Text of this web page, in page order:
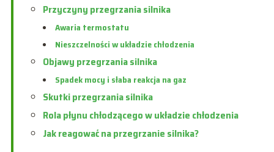
Przyczyny przegrzania silnika
Awaria termostatu
Nieszczelności w układzie chłodzenia
Objawy przegrzania silnika
Spadek mocy i słaba reakcja na gaz
Skutki przegrzania silnika
Rola płynu chłodzącego w układzie chłodzenia
Jak reagować na przegrzanie silnika?